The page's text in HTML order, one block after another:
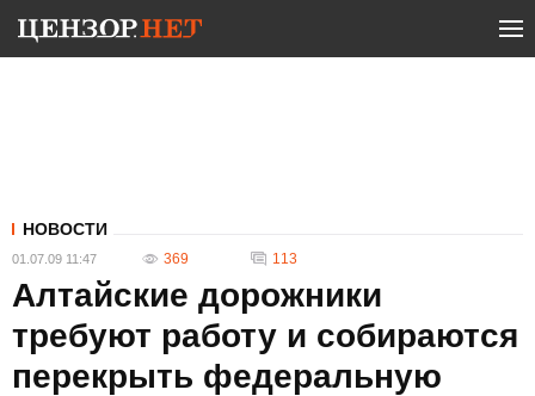
НОВОСТИ
01.07.09 11:47 369 113
Алтайские дорожники
требуют работу и собираются
перекрыть федеральную